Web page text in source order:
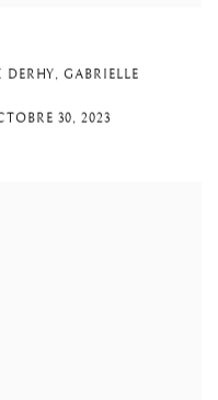
GABRIELLE
30, 2023